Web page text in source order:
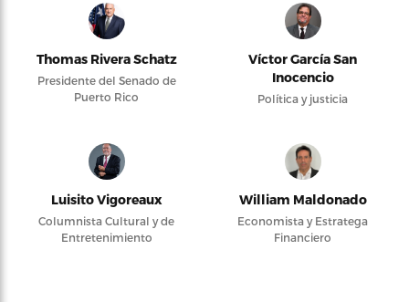
Thomas Rivera Schatz
Presidente del Senado de
Puerto Rico
Víctor García San
Inocencio
Política y justicia
Luisito Vigoreaux
Columnista Cultural y de
Entretenimiento
William Maldonado
Economista y Estratega
Financiero